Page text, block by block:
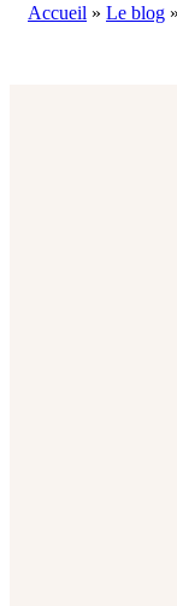
Accueil » Le blog »